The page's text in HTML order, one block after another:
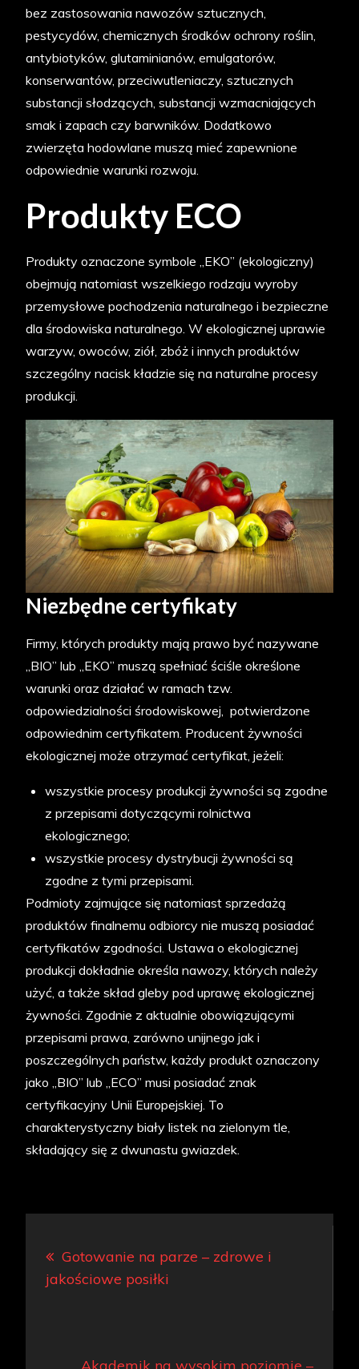
bez zastosowania nawozów sztucznych,
pestycydów, chemicznych środków ochrony roślin,
antybiotyków, glutaminianów, emulgatorów,
konserwantów, przeciwutleniaczy, sztucznych
substancji słodzących, substancji wzmacniających
smak i zapach czy barwników. Dodatkowo
zwierzęta hodowlane muszą mieć zapewnione
odpowiednie warunki rozwoju.
Produkty ECO
Produkty oznaczone symbole „EKO” (ekologiczny)
obejmują natomiast wszelkiego rodzaju wyroby
przemysłowe pochodzenia naturalnego i bezpieczne
dla środowiska naturalnego. W ekologicznej uprawie
warzyw, owoców, ziół, zbóż i innych produktów
szczególny nacisk kładzie się na naturalne procesy
produkcji.
Niezbędne certyfikaty
Firmy, których produkty mają prawo być nazywane
„BIO” lub „EKO” muszą spełniać ściśle określone
warunki oraz działać w ramach tzw.
odpowiedzialności środowiskowej, potwierdzone
odpowiednim certyfikatem. Producent żywności
ekologicznej może otrzymać certyfikat, jeżeli:
wszystkie procesy produkcji żywności są zgodne
z przepisami dotyczącymi rolnictwa
ekologicznego;
wszystkie procesy dystrybucji żywności są
zgodne z tymi przepisami.
Podmioty zajmujące się natomiast sprzedażą
produktów finalnemu odbiorcy nie muszą posiadać
certyfikatów zgodności. Ustawa o ekologicznej
produkcji dokładnie określa nawozy, których należy
użyć, a także skład gleby pod uprawę ekologicznej
żywności. Zgodnie z aktualnie obowiązującymi
przepisami prawa, zarówno unijnego jak i
poszczególnych państw, każdy produkt oznaczony
jako „BIO” lub „ECO” musi posiadać znak
certyfikacyjny Unii Europejskiej. To
charakterystyczny biały listek na zielonym tle,
składający się z dwunastu gwiazdek.
wpisu
Gotowanie na parze – zdrowe i
jakościowe posiłki